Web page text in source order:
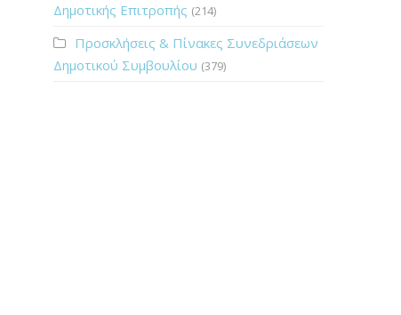
Δημοτικής Επιτροπής (214)
Προσκλήσεις & Πίνακες Συνεδριάσεων
Δημοτικού Συμβουλίου (379)